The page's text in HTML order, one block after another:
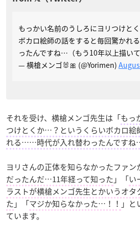
もっかい名前のうしろにヨリつけと
ボカロ絵師の話をすると毎回驚かれ
ったんですね…（もう10年以上描い
— 横槍メンゴ‎🐰🎀 (@Yorimen)
それを受け、横槍メンゴ先生は「もっ
つけとくか…？というくらいボカロ絵
れる……時代が入れ替わったんです
ヨリさんの正体を知らなかったファン
だったんだ…11年経って知った 」「い
ラストが横槍メンゴ先生とかいうオ
た 」「マジか知らなかった…！！ 」
ています。